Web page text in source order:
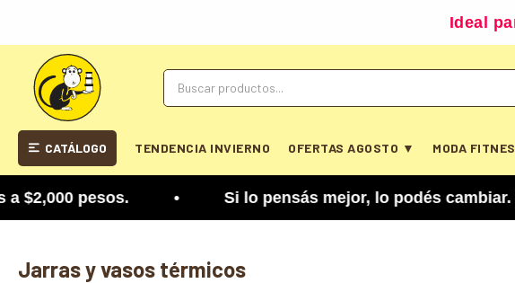
Ideal
CATÁLOGO TENDENCIA INVIERNO OFERTAS AGOSTO ▼ MODA
pesos. • Si lo pensás mejor, lo podés cambiar. Tenés
Jarras y vasos térmicos